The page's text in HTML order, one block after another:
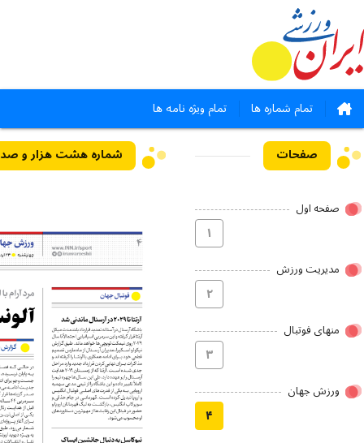
تمام شماره ها تمام ویژه نامه ها
صفحات
صفحه اول
۱
مدیریت ورزش
۲
منهای فوتبال
۳
ورزش جهان
۴